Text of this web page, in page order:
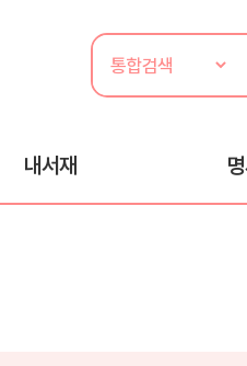
내서재